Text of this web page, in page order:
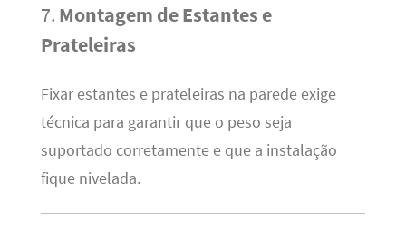
7. Montagem de Estantes e
Prateleiras
Fixar estantes e prateleiras na parede exige
técnica para garantir que o peso seja
suportado corretamente e que a instalação
fique nivelada.